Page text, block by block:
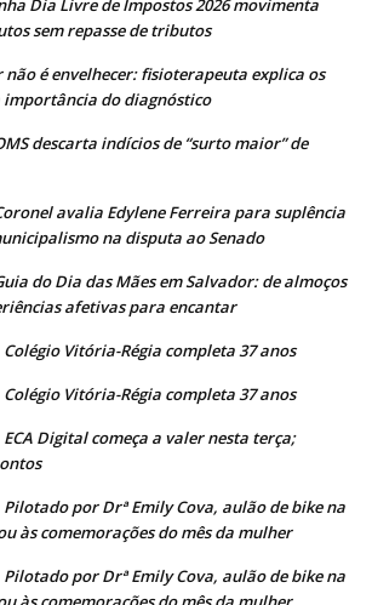
Dia Livre de Impostos 2026 movimenta
sem repasse de tributos
não é envelhecer: fisioterapeuta explica os
importância do diagnóstico
descarta indícios de “surto maior” de
avalia Edylene Ferreira para suplência
na disputa ao Senado
do Dia das Mães em Salvador: de almoços
afetivas para encantar
Colégio Vitória-Régia completa 37 anos
Colégio Vitória-Régia completa 37 anos
ECA Digital começa a valer nesta terça;
Pilotado por Drª Emily Cova, aulão de bike na
às comemorações do mês da mulher
Pilotado por Drª Emily Cova, aulão de bike na